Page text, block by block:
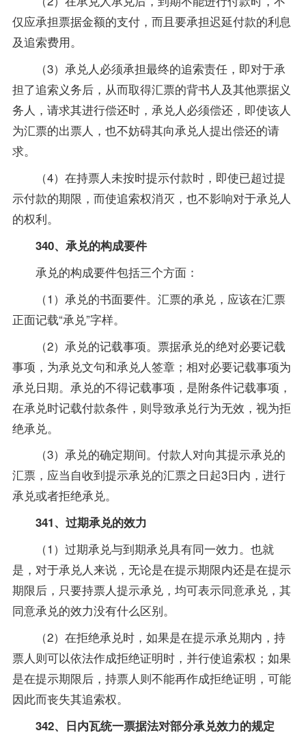
仅应承担票据金额的支付，而且要承担迟延付款的利息
及追索费用。
（3）承兑人必须承担最终的追索责任，即对于承
担了追索义务后，从而取得汇票的背书人及其他票据义
务人，请求其进行偿还时，承兑人必须偿还，即使该人
为汇票的出票人，也不妨碍其向承兑人提出偿还的请
求。
（4）在持票人未按时提示付款时，即使已超过提
示付款的期限，而使追索权消灭，也不影响对于承兑人
的权利。
340、承兑的构成要件
承兑的构成要件包括三个方面：
（1）承兑的书面要件。汇票的承兑，应该在汇票
正面记载“承兑”字样。
（2）承兑的记载事项。票据承兑的绝对必要记载
事项，为承兑文句和承兑人签章；相对必要记载事项为
承兑日期。承兑的不得记载事项，是附条件记载事项，
在承兑时记载付款条件，则导致承兑行为无效，视为拒
绝承兑。
（3）承兑的确定期间。付款人对向其提示承兑的
汇票，应当自收到提示承兑的汇票之日起3日内，进行
承兑或者拒绝承兑。
341、过期承兑的效力
（1）过期承兑与到期承兑具有同一效力。也就
是，对于承兑人来说，无论是在提示期限内还是在提示
期限后，只要持票人提示承兑，均可表示同意承兑，其
同意承兑的效力没有什么区别。
（2）在拒绝承兑时，如果是在提示承兑期内，持
票人则可以依法作成拒绝证明时，并行使追索权；如果
是在提示期限后，持票人则不能再作成拒绝证明，可能
因此而丧失其追索权。
342、日内瓦统一票据法对部分承兑效力的规定